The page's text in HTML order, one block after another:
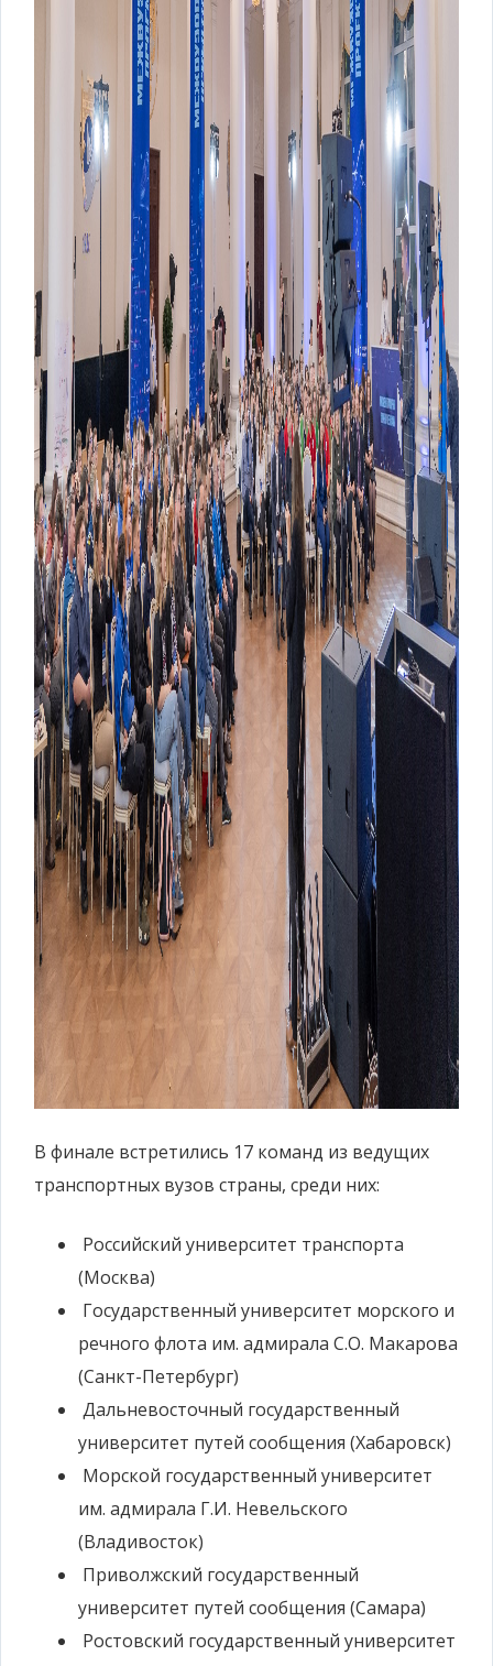
В финале встретились 17 команд из ведущих
транспортных вузов страны, среди них:
Российский университет транспорта
(Москва)
Государственный университет морского и
речного флота им. адмирала С.О. Макарова
(Санкт-Петербург)
Дальневосточный государственный
университет путей сообщения (Хабаровск)
Морской государственный университет
им. адмирала Г.И. Невельского
(Владивосток)
Приволжский государственный
университет путей сообщения (Самара)
Ростовский государственный университет